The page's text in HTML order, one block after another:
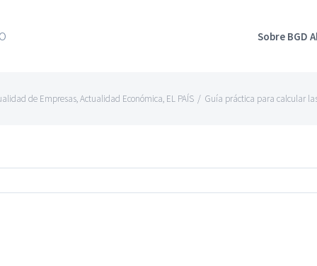
Sobre BGD
de Empresas,Actualidad Económica, EL PAÍS / Guía práctica para calcular